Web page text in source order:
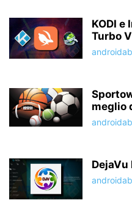
KODI
Turbo
meglio
DejaVu